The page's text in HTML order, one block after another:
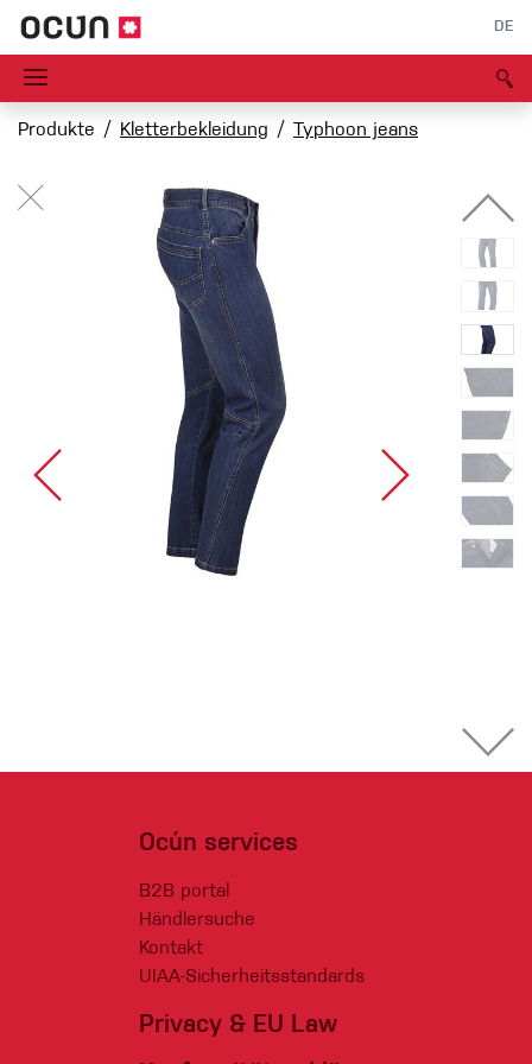
DE
Produkte Kletterbekleidung Typhoon jeans
Ocún services
B2B portal
Händlersuche
Kontakt
UIAA-Sicherheitsstandards
Privacy & EU Law